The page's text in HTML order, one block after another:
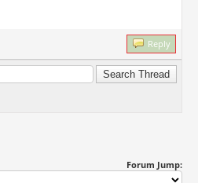
Reply
Forum Jump: